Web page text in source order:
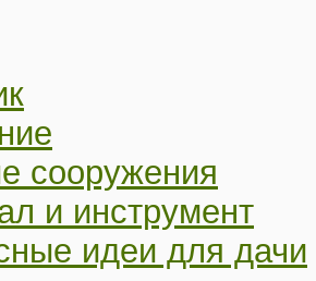
сооружения
и инструмент
идеи для дачи